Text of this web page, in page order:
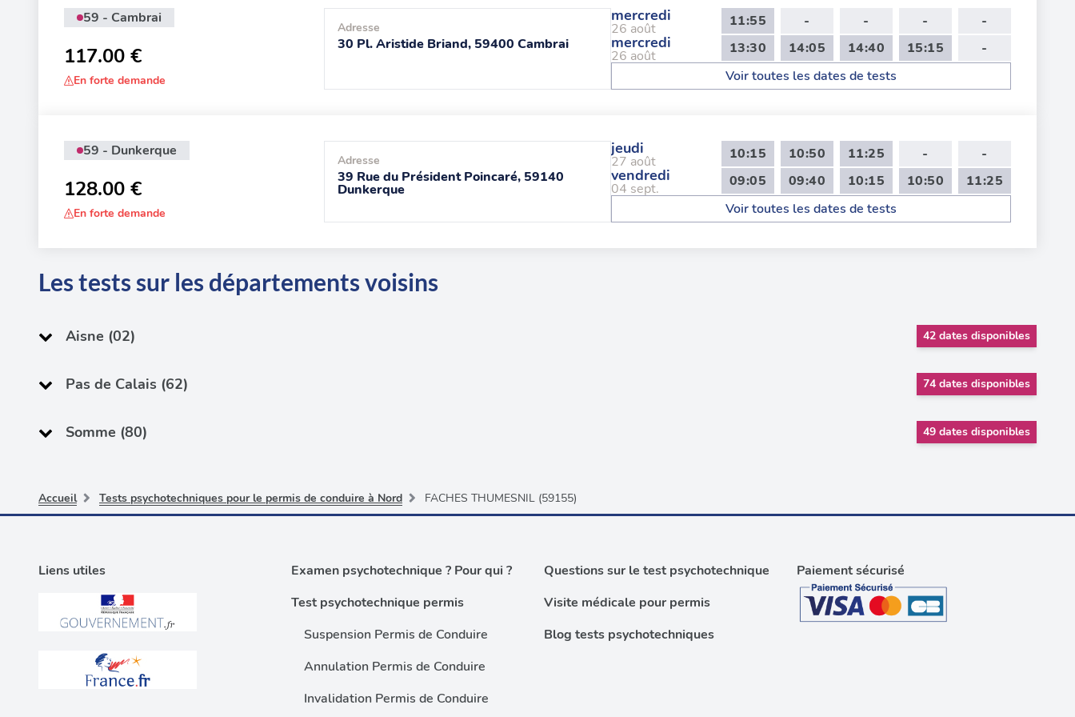
59 - Cambrai
117.00 €
En forte demande
Adresse
30 Pl. Aristide Briand, 59400 Cambrai
mercredi
26 août 11:55 - - - -
mercredi
26 août 13:30 14:05 14:40 15:15
-
Voir toutes les dates de tests
59 - Dunkerque
128.00 €
En forte demande
Adresse
39 Rue du Président Poincaré, 59140
Dunkerque
jeudi
27 août 10:15 10:50 11:25 - -
vendredi
04 sept. 09:05 09:40 10:15 10:50
11:25
Voir toutes les dates de tests
Les tests sur les départements voisins
Aisne (02) 42 dates disponibles
Pas de Calais (62) 74 dates disponibles
Somme (80) 49 dates disponibles
Accueil Tests psychotechniques pour le permis de conduire à Nord FACHES THUMESNIL (59155)
Liens utiles
Examen psychotechnique ? Pour qui ?
Test psychotechnique permis
Suspension Permis de Conduire
Annulation Permis de Conduire
Invalidation Permis de Conduire
Questions sur le test psychotechnique
Visite médicale pour permis
Blog tests psychotechniques
Paiement sécurisé